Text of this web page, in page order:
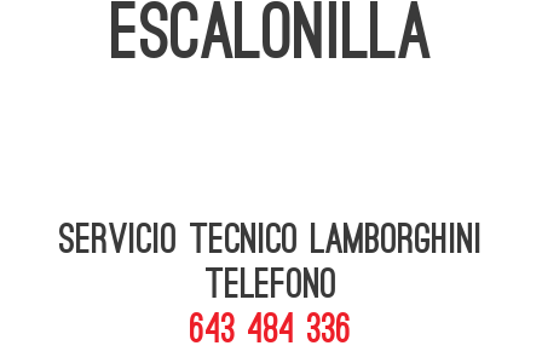
ESCALONILLA
Servicio Tecnico Lamborghini
telefono
643 484 336